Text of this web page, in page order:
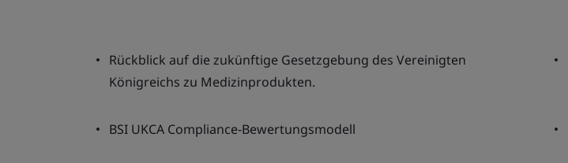
Rückblick auf die zukünftige Gesetzgebung des Vereinigten
Königreichs zu Medizinprodukten.
BSI UKCA Compliance-Bewertungsmodell